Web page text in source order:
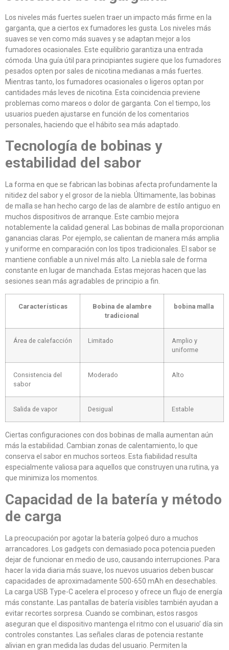
Los niveles más fuertes suelen traer un impacto más firme en la
garganta, que a ciertos ex fumadores les gusta. Los niveles más
suaves se ven como más suaves y se adaptan mejor a los
fumadores ocasionales. Este equilibrio garantiza una entrada
cómoda. Una guía útil para principiantes sugiere que los fumadores
pesados opten por sales de nicotina medianas a más fuertes.
Mientras tanto, los fumadores ocasionales o ligeros optan por
cantidades más leves de nicotina. Esta coincidencia previene
problemas como mareos o dolor de garganta. Con el tiempo, los
usuarios pueden ajustarse en función de los comentarios
personales, haciendo que el hábito sea más adaptado.
Tecnología de bobinas y
estabilidad del sabor
La forma en que se fabrican las bobinas afecta profundamente la
nitidez del sabor y el grosor de la niebla. Últimamente, las bobinas
de malla se han hecho cargo de las de alambre de estilo antiguo en
muchos dispositivos de arranque. Este cambio mejora
notablemente la calidad general. Las bobinas de malla proporcionan
ganancias claras. Por ejemplo, se calientan de manera más amplia
y uniforme en comparación con los tipos tradicionales. El sabor se
mantiene confiable a un nivel más alto. La niebla sale de forma
constante en lugar de manchada. Estas mejoras hacen que las
sesiones sean más agradables de principio a fin.
Características
Bobina de alambre
tradicional
bobina malla
Área de calefacción Limitado
Amplio y
uniforme
Consistencia del
sabor
Moderado Alto
Salida de vapor Desigual Estable
Ciertas configuraciones con dos bobinas de malla aumentan aún
más la estabilidad. Cambian zonas de calentamiento, lo que
conserva el sabor en muchos sorteos. Esta fiabilidad resulta
especialmente valiosa para aquellos que construyen una rutina, ya
que minimiza los momentos.
Capacidad de la batería y método
de carga
La preocupación por agotar la batería golpeó duro a muchos
arrancadores. Los gadgets con demasiado poca potencia pueden
dejar de funcionar en medio de uso, causando interrupciones. Para
hacer la vida diaria más suave, los nuevos usuarios deben buscar
capacidades de aproximadamente 500-650 mAh en desechables.
La carga USB Type-C acelera el proceso y ofrece un flujo de energía
más constante. Las pantallas de batería visibles también ayudan a
evitar recortes sorpresa. Cuando se combinan, estos rasgos
aseguran que el dispositivo mantenga el ritmo con el usuario’ día sin
controles constantes. Las señales claras de potencia restante
alivian en gran medida las dudas del usuario. Permiten la